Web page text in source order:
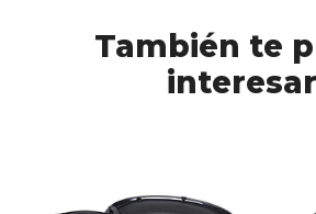
También te